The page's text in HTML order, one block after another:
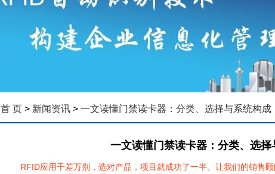
首 页 > 新闻资讯 > 一文读懂门禁读卡器：分类、选择与系统构成
一文读懂门禁读卡器：分类、选择
RFID应用千差万别，选对产品，项目就成功了一半。让我们的销售